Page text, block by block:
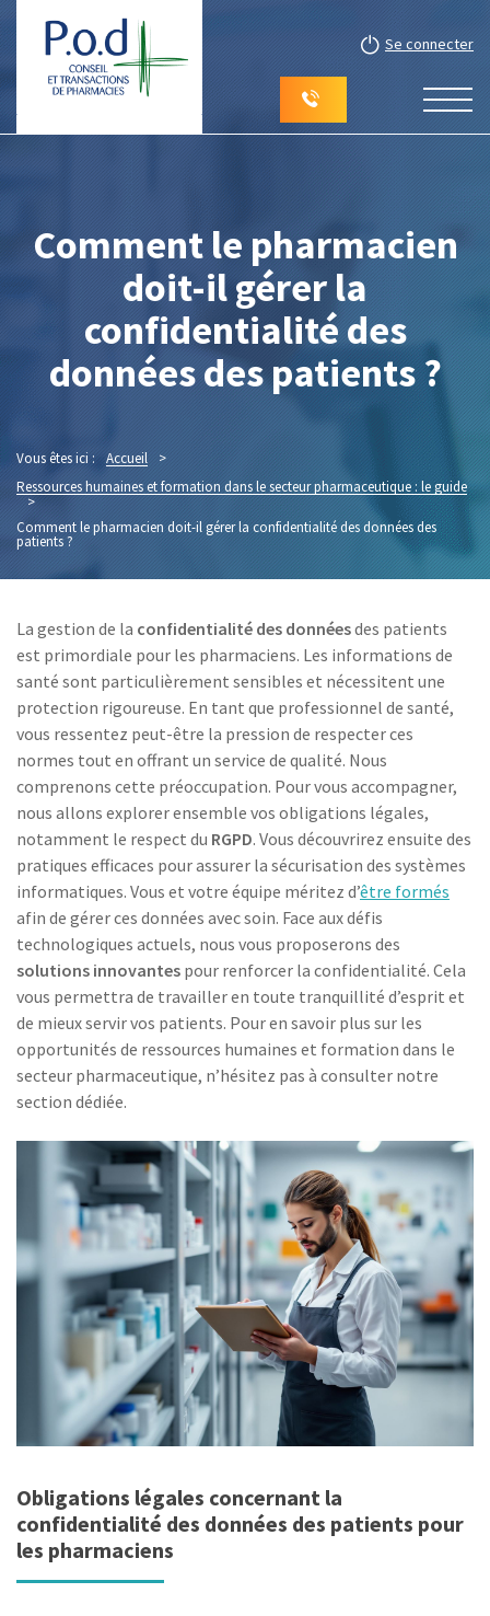
Se connecter
Comment le pharmacien
doit-il gérer la
confidentialité des
données des patients ?
Vous êtes ici : Accueil
>
Ressources humaines et formation dans le secteur pharmaceutique : le guide
>
Comment le pharmacien doit-il gérer la confidentialité des données des
patients ?
La gestion de la confidentialité des donnéesdes patients
est primordiale pour les pharmaciens. Les informations de
santé sont particulièrement sensibles et nécessitent une
protection rigoureuse. En tant que professionnel de santé,
vous ressentez peut-être la pression de respecter ces
normes tout en offrant un service de qualité. Nous
comprenons cette préoccupation. Pour vous accompagner,
nous allons explorer ensemble vos obligations légales,
notamment le respect du RGPD. Vous découvrirez ensuite des
pratiques efficaces pour assurer la sécurisation des systèmes
informatiques. Vous et votre équipe méritez d’être formés
afin de gérer ces données avec soin. Face aux défis
technologiques actuels, nous vous proposerons des
solutions innovantes pour renforcer la confidentialité. Cela
vous permettra de travailler en toute tranquillité d’esprit et
de mieux servir vos patients. Pour en savoir plus sur les
opportunités de ressources humaines et formation dans le
secteur pharmaceutique, n’hésitez pas à consulter notre
section dédiée.
Obligations légales concernant la
confidentialité des données des patients pour
les pharmaciens